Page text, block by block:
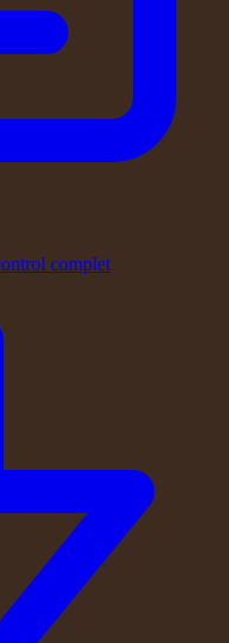
complet